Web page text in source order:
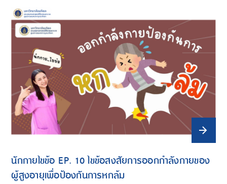
นักกายไขข้อ EP. 10 ไขข้อสงสัยการออกกำลังกายของ
ผู้สูงอายุเพื่อป้องกันการหกล้ม